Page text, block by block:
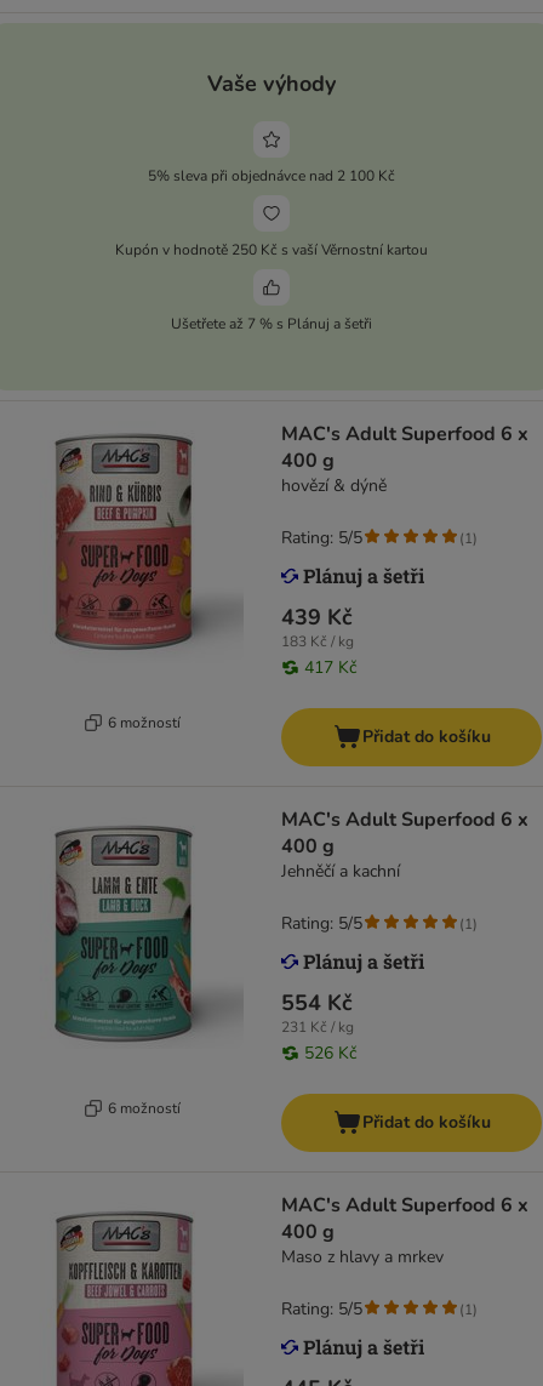
Vaše výhody
5% sleva při objednávce nad 2 100 Kč
Kupón v hodnotě 250 Kč s vaší Věrnostní kartou
Ušetřete až 7 % s Plánuj a šetři
6 možností
MAC's Adult Superfood 6 x
400 g
hovězí & dýně
439 Kč
183 Kč / kg
417 Kč
Rating: 5/5 (1)
Přidat do košíku
6 možností
MAC's Adult Superfood 6 x
400 g
Jehněčí a kachní
554 Kč
231 Kč / kg
526 Kč
Rating: 5/5 (1)
Přidat do košíku
MAC's Adult Superfood 6 x
400 g
Maso z hlavy a mrkev
Rating: 5/5 (1)